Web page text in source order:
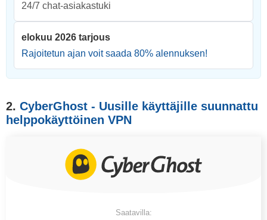
24/7 chat-asiakastuki
elokuu 2026 tarjous
Rajoitetun ajan voit saada 80% alennuksen!
2. CyberGhost - Uusille käyttäjille suunnattu
helppokäyttöinen VPN
Saatavilla: